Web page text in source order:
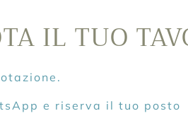
IL TUO
e riserva il tuo posto